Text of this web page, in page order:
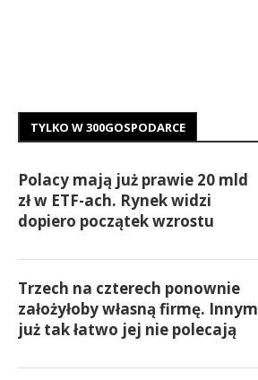
TYLKO W 300GOSPODARCE
Polacy mają już prawie 20 mld
zł w ETF-ach. Rynek widzi
dopiero początek wzrostu
Trzech na czterech ponownie
założyłoby własną firmę. Innym
już tak łatwo jej nie polecają